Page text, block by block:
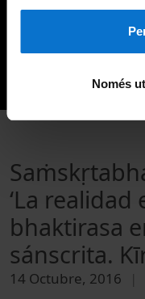
Només
‘La realidad
bhaktirasa
sánscrita.
14 Octubre, 2016